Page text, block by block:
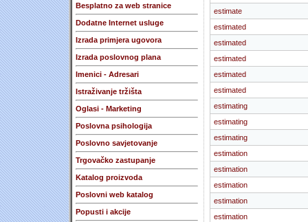
Besplatno za web stranice
Dodatne Internet usluge
Izrada primjera ugovora
Izrada poslovnog plana
Imenici - Adresari
Istraživanje tržišta
Oglasi - Marketing
Poslovna psihologija
Poslovno savjetovanje
Trgovačko zastupanje
Katalog proizvoda
Poslovni web katalog
Popusti i akcije
estimate
estimated
estimated
estimated
estimated
estimated
estimating
estimating
estimating
estimation
estimation
estimation
estimation
estimation